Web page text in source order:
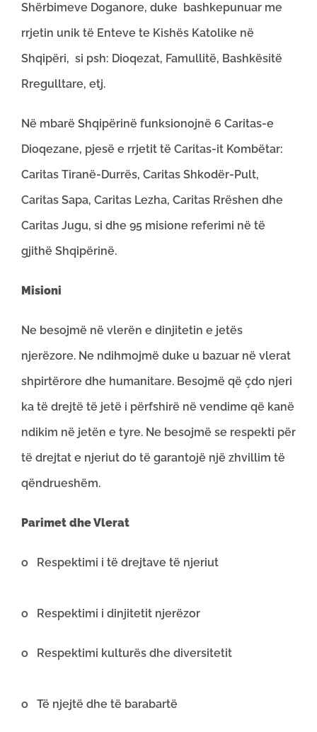
Shërbimeve Doganore, duke bashkepunuar me
rrjetin unik të Enteve te Kishës Katolike në
Shqipëri, si psh: Dioqezat, Famullitë, Bashkësitë
Rregulltare, etj.
Në mbarë Shqipërinë funksionojnë 6 Caritas-e
Dioqezane, pjesë e rrjetit të Caritas-it Kombëtar:
Caritas Tiranë-Durrës, Caritas Shkodër-Pult,
Caritas Sapa, Caritas Lezha, Caritas Rrëshen dhe
Caritas Jugu, si dhe 95 misione referimi në të
gjithë Shqipërinë.
Misioni
Ne besojmë në vlerën e dinjitetin e jetës
njerëzore. Ne ndihmojmë duke u bazuar në vlerat
shpirtërore dhe humanitare. Besojmë që çdo njeri
ka të drejtë të jetë i përfshirë në vendime që kanë
ndikim në jetën e tyre. Ne besojmë se respekti për
të drejtat e njeriut do të garantojë një zhvillim të
qëndrueshëm.
Parimet dhe Vlerat
o Respektimi i të drejtave të njeriut
o Respektimi i dinjitetit njerëzor
o Respektimi kulturës dhe diversitetit
o Të njejtë dhe të barabartë